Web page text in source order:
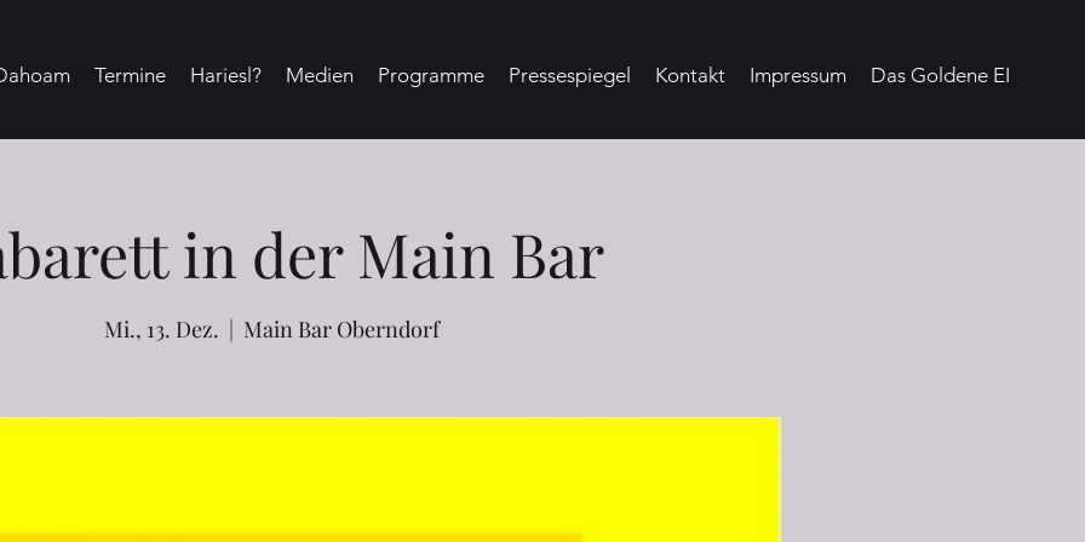
Termine Hariesl? Medien Programme Pressespiegel Kontakt Impressum Das Goldene EI
in der Main Bar
Mi., 13. Dez.
  |
Main Bar Oberndorf